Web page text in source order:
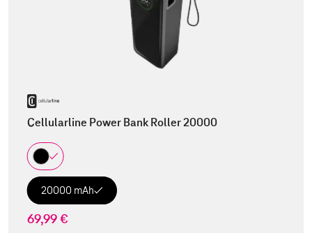
Cellularline Power Bank Roller 20000
20000 mAh
69,99 €